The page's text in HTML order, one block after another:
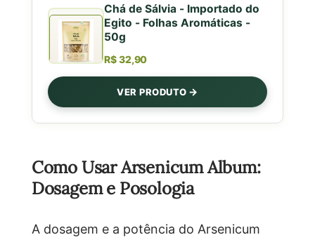
Chá de Sálvia - Importado do
Egito - Folhas Aromáticas -
50g
R$ 32,90
VER PRODUTO
Como Usar Arsenicum Album:
Dosagem e Posologia
A dosagem e a potência do Arsenicum